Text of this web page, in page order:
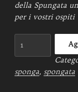
della Spungata
per i vostri ospiti
1Kg
sponga, spongata